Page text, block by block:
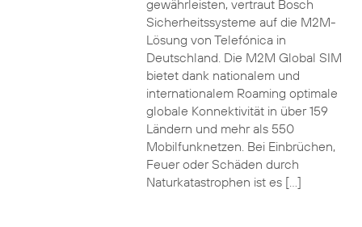
gewährleisten, vertraut Bosch
Sicherheitssysteme auf die M2M-
Lösung von Telefónica in
Deutschland. Die M2M Global SIM
bietet dank nationalem und
internationalem Roaming optimale
globale Konnektivität in über 159
Ländern und mehr als 550
Mobilfunknetzen. Bei Einbrüchen,
Feuer oder Schäden durch
Naturkatastrophen ist es […]